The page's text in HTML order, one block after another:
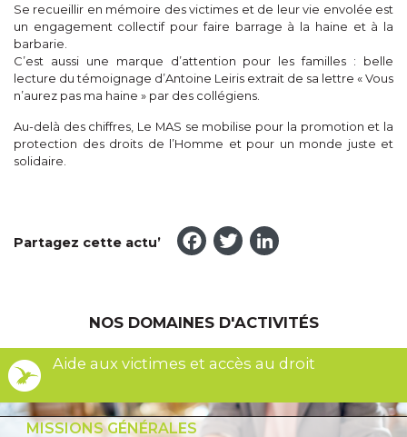
NOS DOMAINES D'ACTIVITÉS
Aide aux victimes et accès au droit
MISSIONS GÉNÉRALES
Se recueillir en mémoire des victimes et de leur vie envolée est
un engagement collectif pour faire barrage à la haine et à la
barbarie.
C’est aussi une marque d’attention pour les familles : belle
lecture du témoignage d’Antoine Leiris extrait de sa lettre « Vous
n’aurez pas ma haine » par des collégiens.
Au-delà des chiffres, Le MAS se mobilise pour la promotion et la
protection des droits de l’Homme et pour un monde juste et
solidaire.
Partagez cette actu’ Facebook
Twitter